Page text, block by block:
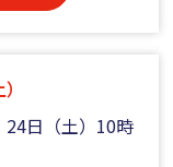
日（土）10時